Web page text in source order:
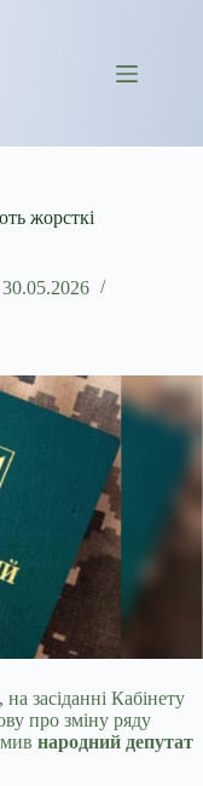
жорсткі
30.05.2026
на засіданні Кабінету
про зміну ряду
народний депутат